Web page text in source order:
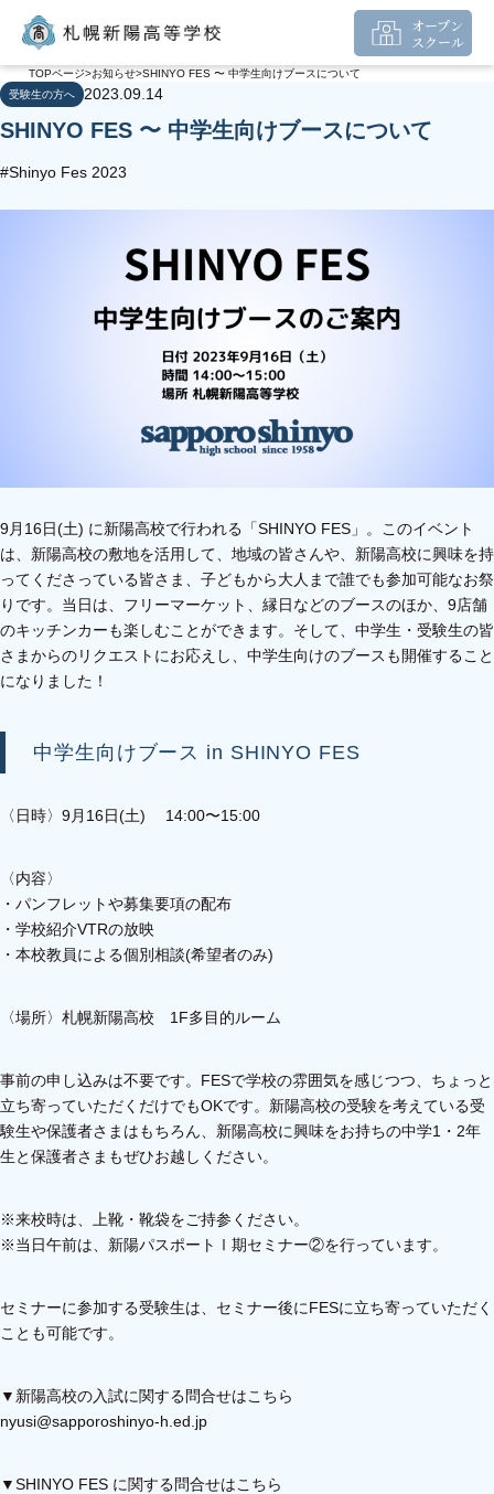
オープン
スクール
TOPページ お知らせ SHINYO FES 〜 中学生向けブースについて
受験生の方へ
2023.09.14
SHINYO FES 〜 中学生向けブースについて
#Shinyo Fes 2023
9月16日(土) に新陽高校で行われる「SHINYO FES」。
このイベント
は、新陽高校の敷地を活用して、 地域の皆さんや、新陽高校に興味を持
ってくださっている皆さま、 子どもから大人まで誰でも参加可能なお祭
りです。 当日は、フリーマーケット、縁日などのブースのほか、 9店舗
のキッチンカーも楽しむことができます。 そして、中学生・受験生の皆
さまからのリクエストにお応えし、 中学生向けのブースも開催すること
になりました！
中学生向けブース in SHINYO FES
〈日時〉9月16日(土) 14:00〜15:00
〈内容〉
・パンフレットや募集要項の配布
・学校紹介VTRの放映
・本校教員による個別相談(希望者のみ)
〈場所〉札幌新陽高校 1F多目的ルーム
事前の申し込みは不要です。 FESで学校の雰囲気を感じつつ、 ちょっと
立ち寄っていただくだけでもOKです。 新陽高校の受験を考えている受
験生や保護者さまはもちろん、 新陽高校に興味をお持ちの中学1・2年
生と保護者さまもぜひお越しください。
※来校時は、上靴・靴袋をご持参ください。
※当日午前は、新陽パスポートⅠ期セミナー②を行っています。
セミナーに参加する受験生は、セミナー後にFESに立ち寄っていただく
ことも可能です。
▼新陽高校の入試に関する問合せはこちら
nyusi@sapporoshinyo-h.ed.jp
▼SHINYO FES に関する問合せはこちら